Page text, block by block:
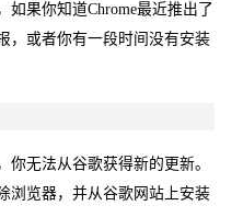
果你知道Chrome最近推出了
，或者你有一段时间没有安装
无法从谷歌获得新的更新。
浏览器，并从谷歌网站上安装